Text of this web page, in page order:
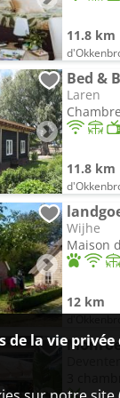
11.8 km
Bed &
Laren
11.8 km
Wijhe
Maison
12 km
de la vie